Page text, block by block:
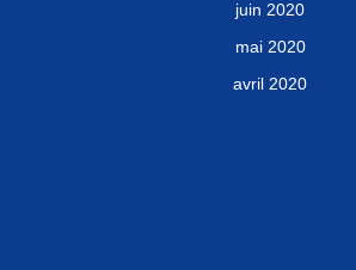
juin 2020
mai 2020
avril 2020